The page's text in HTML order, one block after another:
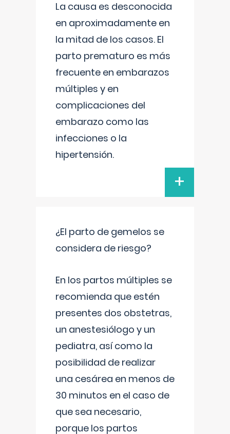
La causa es desconocida
en aproximadamente en
la mitad de los casos. El
parto prematuro es más
frecuente en embarazos
múltiples y en
complicaciones del
embarazo como las
infecciones o la
hipertensión.
+
¿El parto de gemelos se
considera de riesgo?
En los partos múltiples se
recomienda que estén
presentes dos obstetras,
un anestesiólogo y un
pediatra, así como la
posibilidad de realizar
una cesárea en menos de
30 minutos en el caso de
que sea necesario,
porque los partos